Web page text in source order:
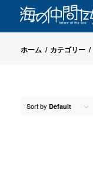
ホーム / カテゴリー /
Sort by Default